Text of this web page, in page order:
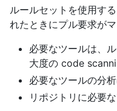
ルールセットを使用す
れたときにプル要求が
必要なツールは、
大度の code
必要なツールの分
リポジトリに必要